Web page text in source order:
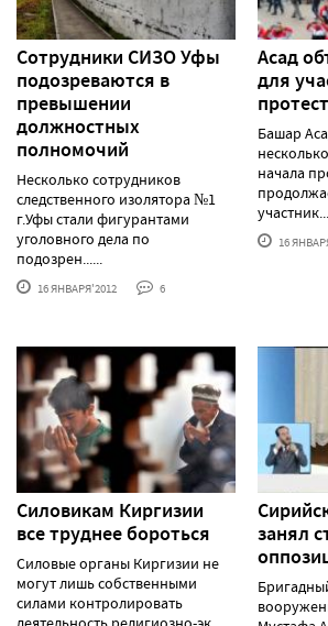
Сотрудники СИЗО Уфы
подозреваются в
превышении
должностных
полномочий
Несколько сотрудников
следственного изолятора №1
г.Уфы стали фигурантами
уголовного дела по
подозрен......
16 ЯНВАРЯ'2012 6
Асад
для
Башар
начала
16
Силовикам Киргизии
все труднее бороться
Силовые органы Киргизии не
могут лишь собственными
силами контролировать
занял